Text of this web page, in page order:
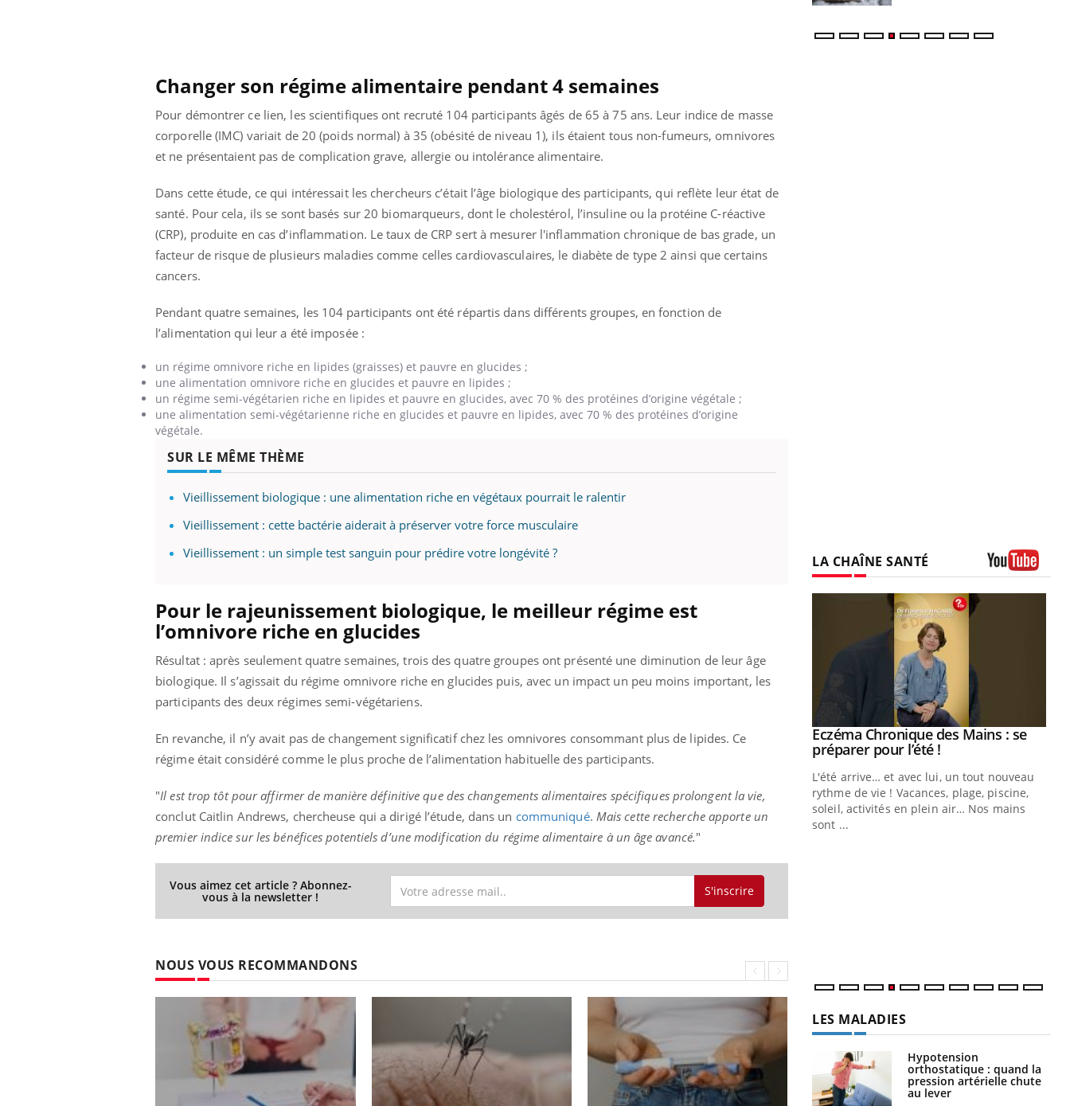
Changer son régime alimentaire pendant 4 semaines
Pour démontrer ce lien, les scientifiques ont recruté 104 participants âgés de 65 à 75 ans. Leur indice de masse
corporelle (IMC) variait de 20 (poids normal) à 35 (obésité de niveau 1), ils étaient tous non-fumeurs, omnivores
et ne présentaient pas de complication grave, allergie ou intolérance alimentaire.
Dans cette étude, ce qui intéressait les chercheurs c’était l’âge biologique des participants, qui reflète leur état de
santé. Pour cela, ils se sont basés sur 20 biomarqueurs, dont le cholestérol, l’insuline ou la protéine C-réactive
(CRP), produite en cas d’inflammation. Le taux de CRP sert à mesurer l'inflammation chronique de bas grade, un
facteur de risque de plusieurs maladies comme celles cardiovasculaires, le diabète de type 2 ainsi que certains
cancers.
Pendant quatre semaines, les 104 participants ont été répartis dans différents groupes, en fonction de
l’alimentation qui leur a été imposée :
un régime omnivore riche en lipides (graisses) et pauvre en glucides ;
une alimentation omnivore riche en glucides et pauvre en lipides ;
un régime semi-végétarien riche en lipides et pauvre en glucides, avec 70 % des protéines d’origine végétale ;
une alimentation semi-végétarienne riche en glucides et pauvre en lipides, avec 70 % des protéines d’origine
végétale.
SUR LE MÊME THÈME
Vieillissement biologique : une alimentation riche en végétaux pourrait le ralentir
Vieillissement : cette bactérie aiderait à préserver votre force musculaire
Vieillissement : un simple test sanguin pour prédire votre longévité ?
Pour le rajeunissement biologique, le meilleur régime est
l’omnivore riche en glucides
Résultat : après seulement quatre semaines, trois des quatre groupes ont présenté une diminution de leur âge
biologique. Il s’agissait du régime omnivore riche en glucides puis, avec un impact un peu moins important, les
participants des deux régimes semi-végétariens.
En revanche, il n’y avait pas de changement significatif chez les omnivores consommant plus de lipides. Ce
régime était considéré comme le plus proche de l’alimentation habituelle des participants.
"Il est trop tôt pour affirmer de manière définitive que des changements alimentaires spécifiques prolongent la vie,
conclut Caitlin Andrews, chercheuse qui a dirigé l’étude, dans un communiqué. Mais cette recherche apporte un
premier indice sur les bénéfices potentiels d’une modification du régime alimentaire à un âge avancé."
Vous aimez cet article ? Abonnez-
vous à la newsletter ! S'inscrire
NOUS VOUS RECOMMANDONS
LA CHAÎNE SANTÉ
Carence en fer : comprendre pour
Fatigue, irritabilité, brouillard mental ou
même alopécie… Les symptômes de la
carence en fer sont multiples ce qui la rend
Youtube
Insuline & Charge mentale : et si on
osait en parler??Youtube
reste entourée d'idées reçues chez les
patients comme parfois chez les soignants.
Youtube
Eczéma Chronique des Mains : se
préparer pour l’été !Youtube
rythme de vie ! Vacances, plage, piscine,
soleil, activités en plein air… Nos mains
sont ...
Youtube
Diabète & Ramadan 2026Youtube
Le Ramadan approche, et, pour de
nombreuses personnes atteintes de
diabète, c'est une période de questions, de
défis, mais ...
LES MALADIES
Hypotension
orthostatique : quand la
pression artérielle chute
au lever